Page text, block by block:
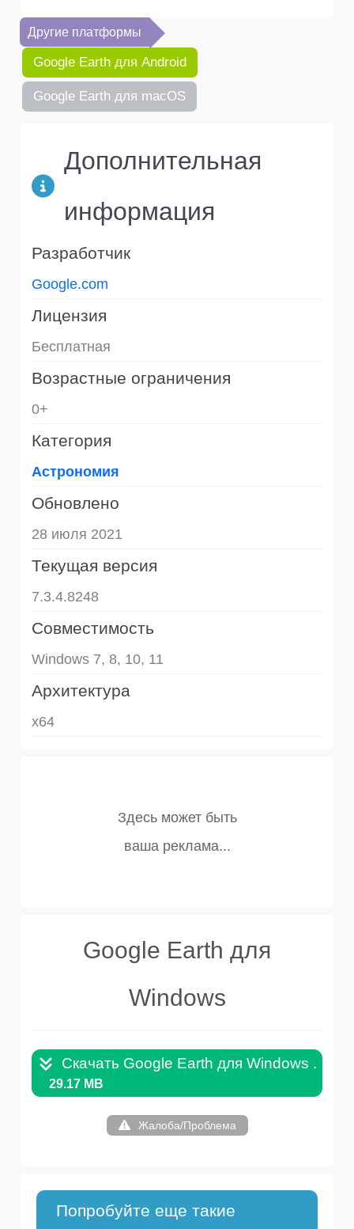
Другие платформы
Google Earth для Android
Google Earth для macOS
Дополнительная
информация
Разработчик
Google.com
Лицензия
Бесплатная
Возрастные ограничения
0+
Категория
Астрономия
Обновлено
28 июля 2021
Текущая версия
7.3.4.8248
Совместимость
Windows 7, 8, 10, 11
Архитектура
x64
Google Earth для
Windows
Скачать Google Earth для Windows .EXE
29.17 MB
Жалоба/Проблема
Попробуйте еще такие